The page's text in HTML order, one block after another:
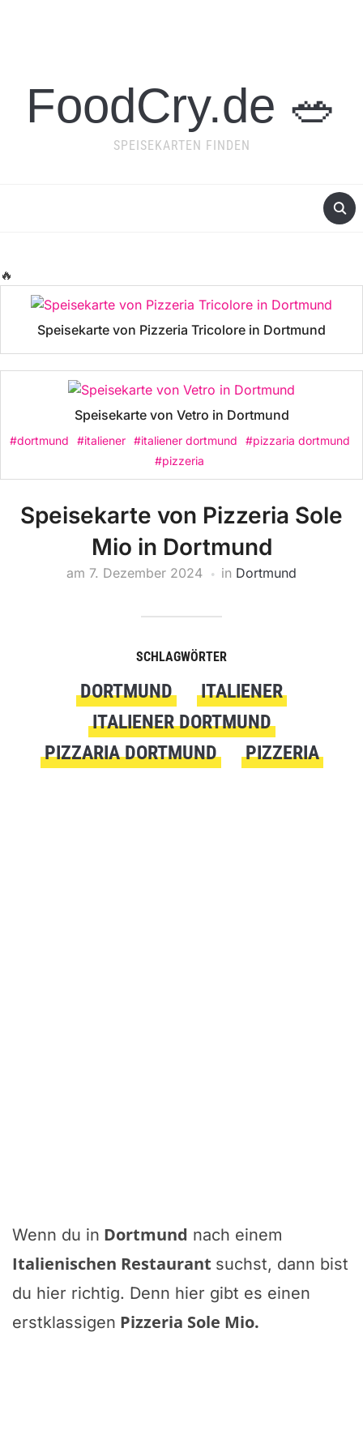
FoodCry.de 🥗
SPEISEKARTEN FINDEN
🔥
Speisekarte von Pizzeria Tricolore in Dortmund
Speisekarte von Vetro in Dortmund
#dortmund #italiener #italiener dortmund
#pizzaria dortmund
#pizzeria
Speisekarte von Pizzeria Sole
Mio in Dortmund
am 7. Dezember 2024 in Dortmund
SCHLAGWÖRTER
DORTMUND
ITALIENER
ITALIENER DORTMUND
PIZZARIA DORTMUND
PIZZERIA
Wenn du in Dortmund nach einem
Italienischen Restaurant suchst, dann bist
du hier richtig. Denn hier gibt es einen
erstklassigen Pizzeria Sole Mio.